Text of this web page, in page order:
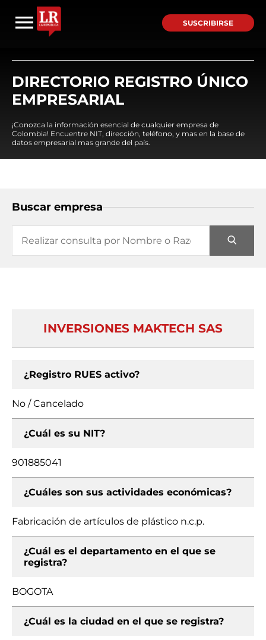
SUSCRIBIRSE
DIRECTORIO REGISTRO ÚNICO
EMPRESARIAL
¡Conozca la información esencial de cualquier empresa de
Colombia! Encuentre NIT, dirección, teléfono, y mas en la base de
datos empresarial mas grande del país.
Buscar empresa
INVERSIONES MAKTECH SAS
¿Registro RUES activo?
No / Cancelado
¿Cuál es su NIT?
901885041
¿Cuáles son sus actividades económicas?
Fabricación de artículos de plástico n.c.p.
¿Cuál es el departamento en el que se
registra?
BOGOTA
¿Cuál es la ciudad en el que se registra?